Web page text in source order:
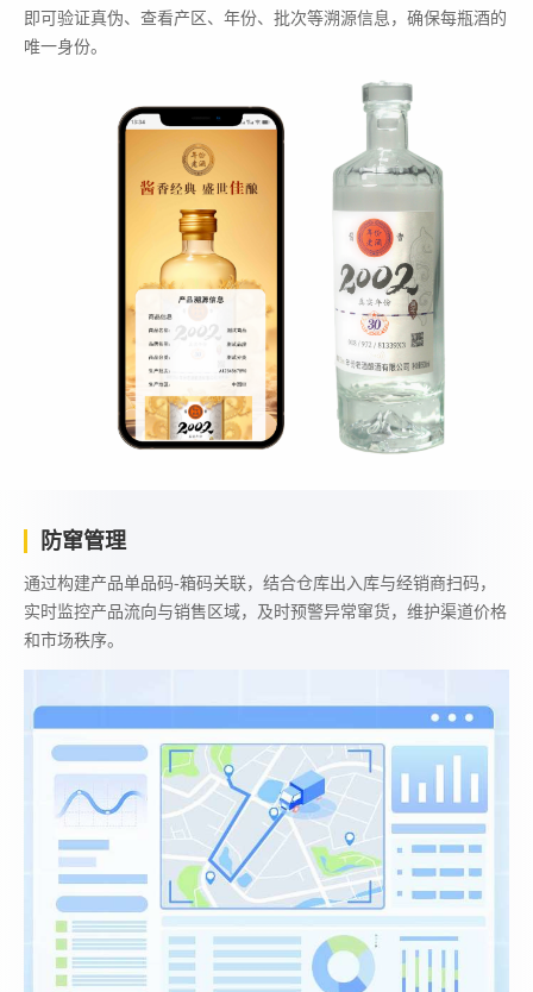
即可验证真伪、查看产区、年份、批次等溯源信息，确保每瓶酒的
唯一身份。
防窜管理
通过构建产品单品码-箱码关联，结合仓库出入库与经销商扫码，
实时监控产品流向与销售区域，及时预警异常窜货，维护渠道价格
和市场秩序。